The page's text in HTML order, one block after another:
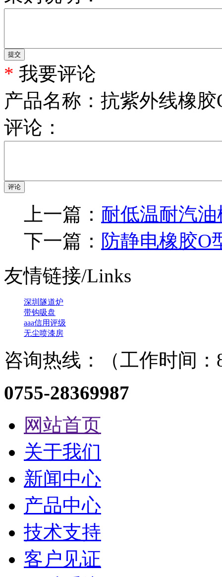
提交
* 我要评论
产品名称： 抗紫外线橡胶
评论：
评论
上一篇： 耐低温耐汽
下一篇： 防静电橡胶O
友情链接/Links
深圳隧道炉
带钩吸盘
aaa信用评级
无尘喷漆房
咨询热线：（工作时间：
0755-28369987
网站首页
关于我们
新闻中心
产品中心
技术支持
客户见证